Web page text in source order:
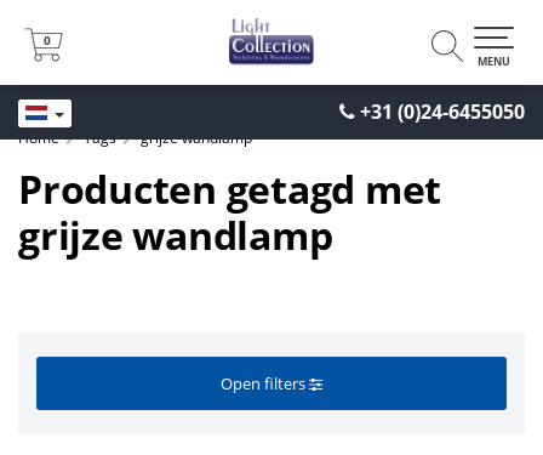
+31 (0)24-6455050
0
0
MENU
Home Tags grijze wandlamp
Producten getagd met
grijze wandlamp
Open filters